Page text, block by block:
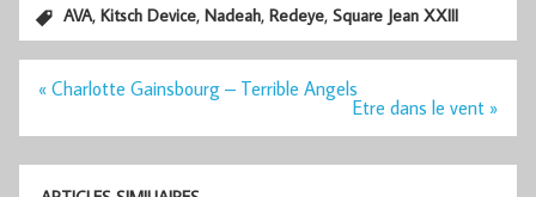
AVA,Kitsch Device,Nadeah,Redeye,Square Jean XXIII
Navigation
« Charlotte Gainsbourg – Terrible Angels
Etre dans le vent »